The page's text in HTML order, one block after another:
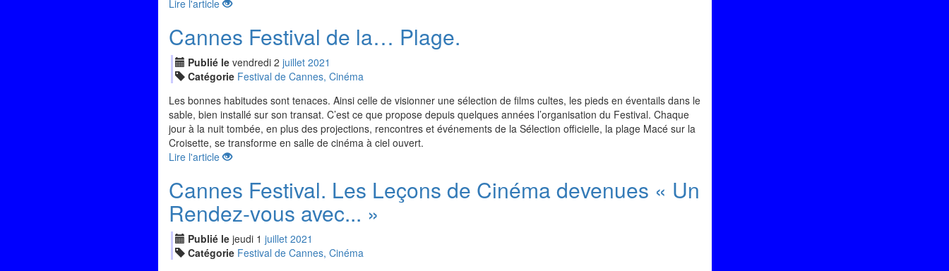
Lire l'article
Cannes Festival de la… Plage.
Publié le vendredi 2 juillet 2021
Catégorie Festival de Cannes, Cinéma
Les bonnes habitudes sont tenaces. Ainsi celle de visionner une sélection de films cultes, les pieds en éventails dans le
sable, bien installé sur son transat. C’est ce que propose depuis quelques années l’organisation du Festival. Chaque
jour à la nuit tombée, en plus des projections, rencontres et événements de la Sélection officielle, la plage Macé sur la
Croisette, se transforme en salle de cinéma à ciel ouvert.
Lire l'article
Cannes Festival. Les Leçons de Cinéma devenues « Un
Rendez-vous avec... »
Publié le jeudi 1 juillet 2021
Catégorie Festival de Cannes, Cinéma